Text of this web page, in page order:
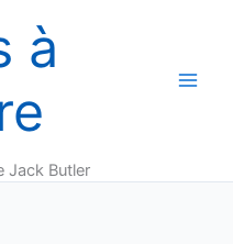
à
Jack Butler